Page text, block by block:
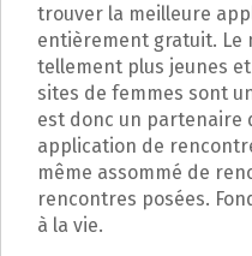
trouver la meilleure
entièrement gratuit. Le
tellement plus jeunes
sites de femmes sont
est donc un partenaire
application de
même assommé de
rencontres posées.
à la vie.